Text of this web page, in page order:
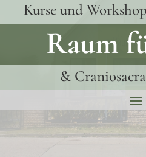
Kurse und
Raum
&